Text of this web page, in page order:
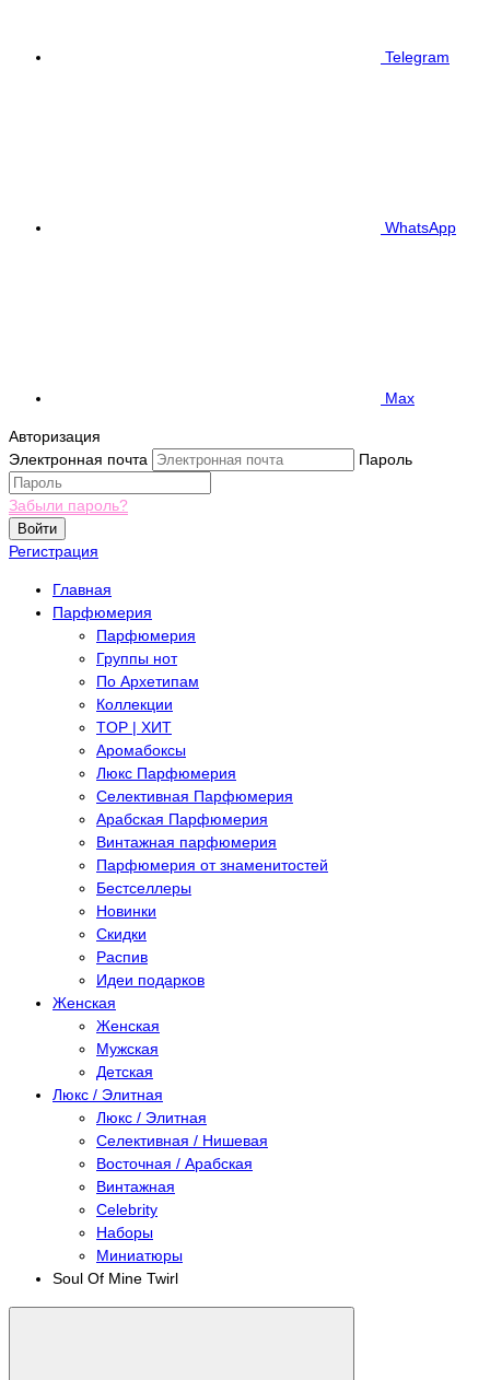
Telegram
WhatsApp
Max
Авторизация
Электронная почта
Пароль
Забыли пароль?
Войти
Регистрация
Главная
Парфюмерия
Парфюмерия
Группы нот
По Архетипам
Коллекции
TOP | ХИТ
Аромабоксы
Люкс Парфюмерия
Селективная Парфюмерия
Арабская Парфюмерия
Винтажная парфюмерия
Парфюмерия от знаменитостей
Бестселлеры
Новинки
Скидки
Распив
Идеи подарков
Женская
Женская
Мужская
Детская
Люкс / Элитная
Люкс / Элитная
Селективная / Нишевая
Восточная / Арабская
Винтажная
Celebrity
Наборы
Миниатюры
Soul Of Mine Twirl